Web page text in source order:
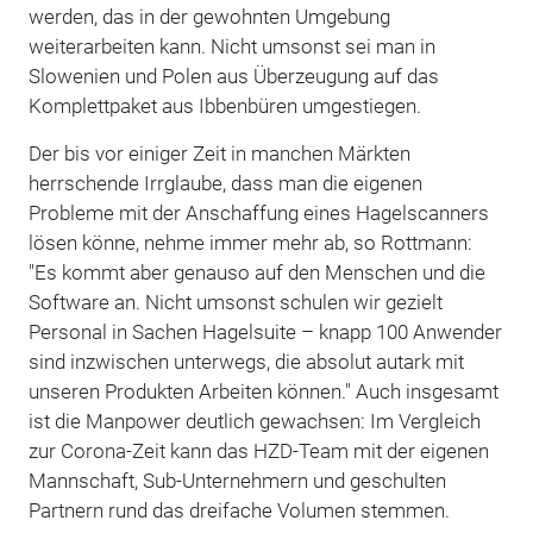
werden, das in der gewohnten Umgebung
weiterarbeiten kann. Nicht umsonst sei man in
Slowenien und Polen aus Überzeugung auf das
Komplettpaket aus Ibbenbüren umgestiegen.
Der bis vor einiger Zeit in manchen Märkten
herrschende Irrglaube, dass man die eigenen
Probleme mit der Anschaffung eines Hagelscanners
lösen könne, nehme immer mehr ab, so Rottmann:
"Es kommt aber genauso auf den Menschen und die
Software an. Nicht umsonst schulen wir gezielt
Personal in Sachen Hagelsuite – knapp 100 Anwender
sind inzwischen unterwegs, die absolut autark mit
unseren Produkten Arbeiten können." Auch insgesamt
ist die Manpower deutlich gewachsen: Im Vergleich
zur Corona-Zeit kann das HZD-Team mit der eigenen
Mannschaft, Sub-Unternehmern und geschulten
Partnern rund das dreifache Volumen stemmen.